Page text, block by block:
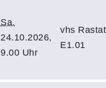
Sa.
24.10.2026,
9.00 Uhr
vhs
E1.01